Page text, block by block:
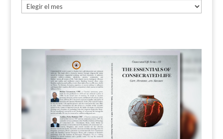
Archivo